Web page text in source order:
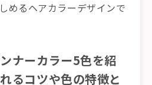
めるヘアカラーデザインで
ナーカラー5色を紹
るコツや色の特徴と